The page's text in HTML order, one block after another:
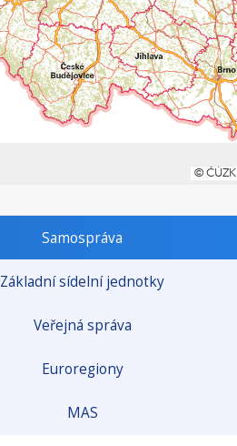
Samospráva
Základní sídelní jednotky
Veřejná správa
Euroregiony
MAS